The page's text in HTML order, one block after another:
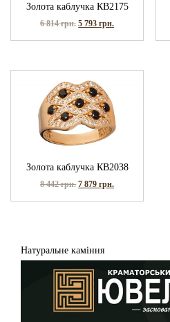
Золота каблучка КВ2175
6 814грн. 5 793грн.
Золота каблучка КВ2038
8 442грн. 7 879грн.
Натуральне каміння